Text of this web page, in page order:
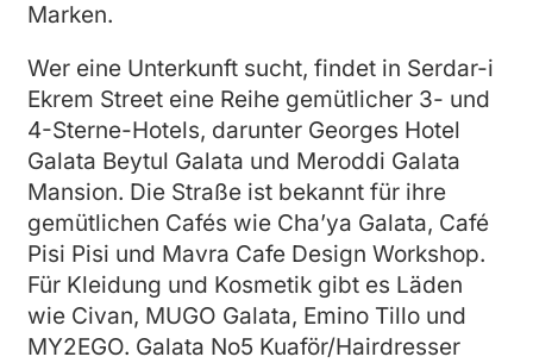
Marken.
Wer eine Unterkunft sucht, findet in Serdar-i
Ekrem Street eine Reihe gemütlicher 3- und
4-Sterne-Hotels, darunter Georges Hotel
Galata Beytul Galata und Meroddi Galata
Mansion. Die Straße ist bekannt für ihre
gemütlichen Cafés wie Cha’ya Galata, Café
Pisi Pisi und Mavra Cafe Design Workshop.
Für Kleidung und Kosmetik gibt es Läden
wie Civan, MUGO Galata, Emino Tillo und
MY2EGO. Galata No5 Kuaför/Hairdresser